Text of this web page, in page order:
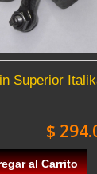
Superior
$
al Carrito